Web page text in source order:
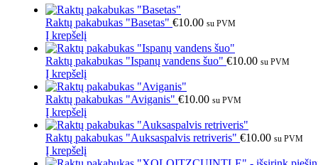
Raktų pakabukas "Basetas" €10.00 su PVM
Į krepšelį
Raktų pakabukas "Ispanų vandens šuo" €10.00 su PVM
Į krepšelį
Raktų pakabukas "Aviganis" €10.00 su PVM
Į krepšelį
Raktų pakabukas "Auksaspalvis retriveris" €10.00 su PVM
Į krepšelį